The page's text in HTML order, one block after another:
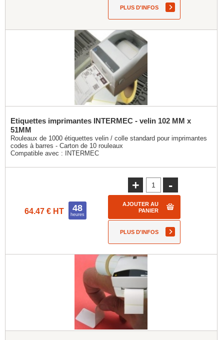
PLUS D'INFOS
Etiquettes imprimantes INTERMEC - velin 102 MM x
51MM
Rouleaux de 1000 étiquettes velin / colle standard pour imprimantes
codes à barres - Carton de 10 rouleaux
Compatible avec :
INTERMEC
64.47 € HT 48
heures
+ -
AJOUTER AU
PANIER
PLUS D'INFOS